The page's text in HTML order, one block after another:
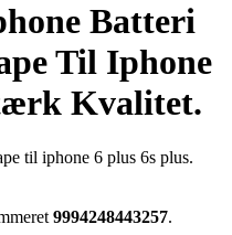
Batteri
Til Iphone
Kvalitet.
til iphone 6 plus 6s plus.
9994248443257.